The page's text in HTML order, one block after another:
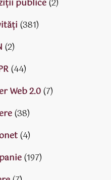
publice(2)
(381)
(2)
(44)
Web 2.0(7)
(38)
(4)
(197)